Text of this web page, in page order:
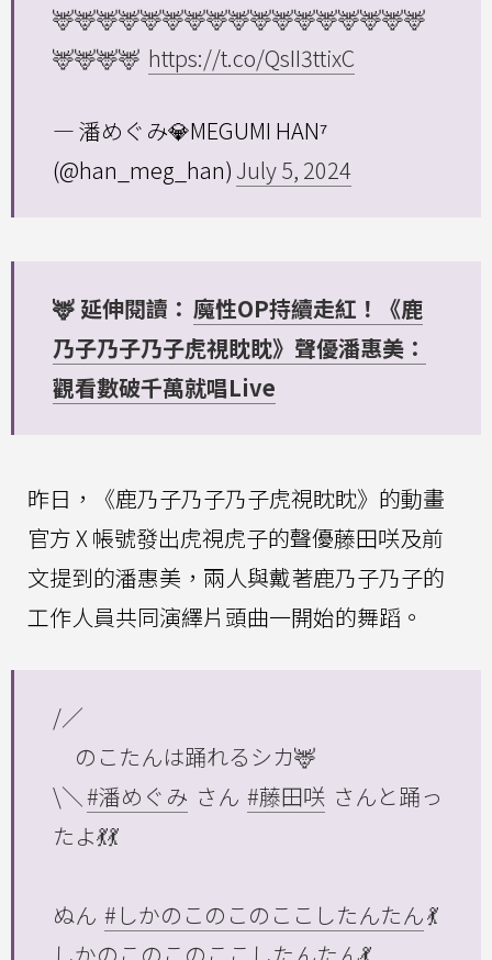
🦌🦌🦌🦌🦌🦌🦌🦌🦌🦌🦌🦌🦌🦌🦌🦌🦌
🦌🦌🦌🦌 https://t.co/QsII3ttixC
— 潘めぐみ💎MEGUMI HAN⁷
(@han_meg_han) July 5, 2024
🦌 延伸閱讀： 魔性OP持續走紅！《鹿
乃子乃子乃子虎視眈眈》聲優潘惠美：
觀看數破千萬就唱Live
昨日，《鹿乃子乃子乃子虎視眈眈》的動畫
官方 X 帳號發出虎視虎子的聲優藤田咲及前
文提到的潘惠美，兩人與戴著鹿乃子乃子的
工作人員共同演繹片頭曲一開始的舞蹈。
/／
のこたんは踊れるシカ🦌
\＼ #潘めぐみ さん #藤田咲 さんと踊っ
たよ💃💃
ぬん #しかのこのこのここしたんたん💃
しかのこのこのここしたんたん💃